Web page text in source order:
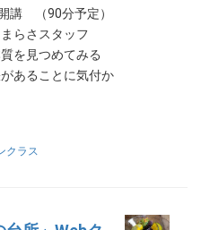
講 （90分予定）
まらさスタッフ
を見つめてみる
あることに気付か
クラス